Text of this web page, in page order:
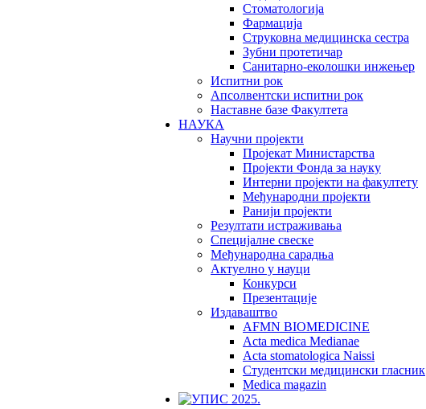
Стоматологија
Фармација
Струковна медицинска сестра
Зубни протетичар
Санитарно-еколошки инжењер
Испитни рок
Апсолвентски испитни рок
Наставне базе Факултета
НАУКА
Научни пројекти
Пројекат Министарства
Пројекти Фонда за науку
Интерни пројекти на факултету
Међународни пројекти
Ранији пројекти
Резултати истраживања
Специјалне свеске
Међународна сарадња
Актуелно у науци
Конкурси
Презентације
Издаваштво
AFMN BIOMEDICINE
Acta medica Medianae
Acta stomatologica Naissi
Студентски медицински гласник
Medica magazin